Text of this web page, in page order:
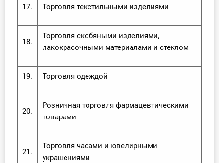
17. Торговля текстильными изделиями
18.
Торговля скобяными изделиями,
лакокрасочными материалами и стеклом
19. Торговля одеждой
20.
Розничная торговля фармацевтическими
товарами
21.
Торговля часами и ювелирными
украшениями